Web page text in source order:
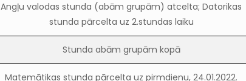
Angļu valodas stunda (abām grupām) atcelta; Datorikas
stunda pārcelta uz 2.stundas laiku
Stunda abām grupām kopā
Matemātikas stunda pārcelta uz pirmdienu, 24.01.2022.